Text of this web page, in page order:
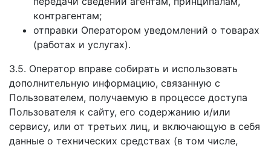
контрагентам;
отправки Оператором уведомлений о товарах
(работах и услугах).
3.5. Оператор вправе собирать и использовать
дополнительную информацию, связанную с
Пользователем, получаемую в процессе доступа
Пользователя к сайту, его содержанию и/или
сервису, или от третьих лиц, и включающую в себя
данные о технических средствах (в том числе,